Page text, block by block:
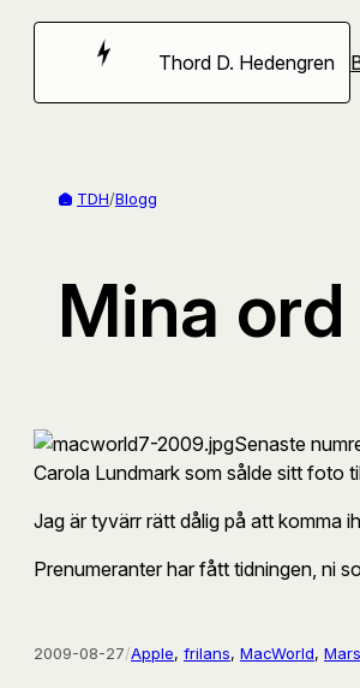
Hoppa
Thord D. Hedengren
TDH/Blogg
Mina
Senaste
Carola Lundmark som sålde sitt foto
Jag är tyvärr rätt dålig på att komma
Prenumeranter har fått tidningen, ni
2009-08-27/Apple, frilans, MacWorld,